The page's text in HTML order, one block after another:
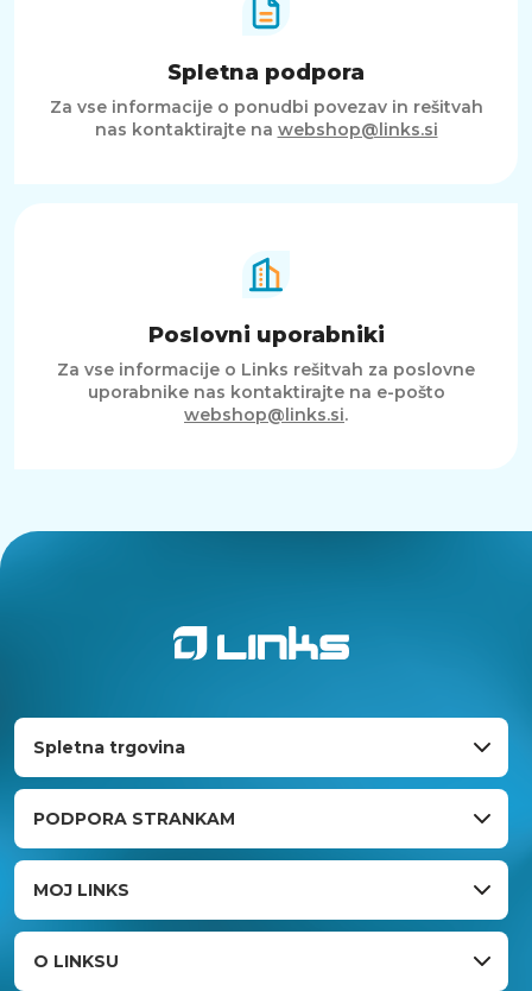
Spletna podpora
Za vse informacije o ponudbi povezav in rešitvah
nas kontaktirajte na webshop@links.si
Poslovni uporabniki
Za vse informacije o Links rešitvah za poslovne
uporabnike nas kontaktirajte na e-pošto
webshop@links.si.
Spletna trgovina
PODPORA STRANKAM
MOJ LINKS
O LINKSU